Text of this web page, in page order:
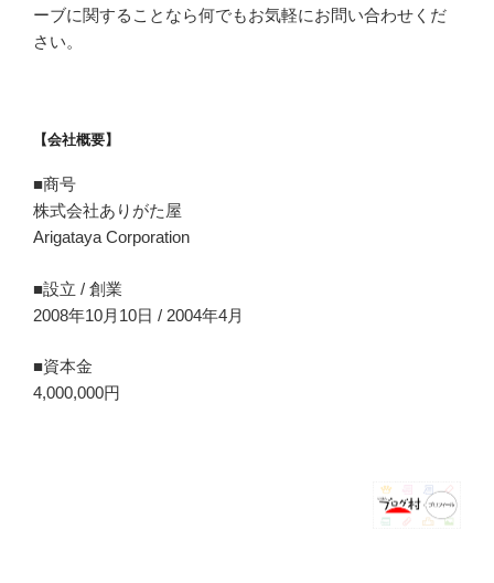
ーブに関することなら何でもお気軽にお問い合わせくだ
さい。
【会社概要】
■商号
株式会社ありがた屋
Arigataya Corporation
■設立 / 創業
2008年10月10日 / 2004年4月
■資本金
4,000,000円